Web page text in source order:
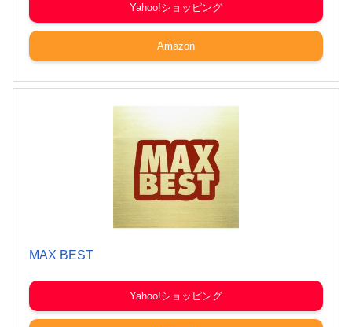
Yahoo!ショッピング
Amazon
MAX BEST
Yahoo!ショッピング